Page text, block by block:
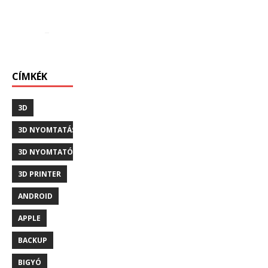
CÍMKÉK
3D
3D NYOMTATÁS
3D NYOMTATÓ
3D PRINTER
ANDROID
APPLE
BACKUP
BIGYÓ